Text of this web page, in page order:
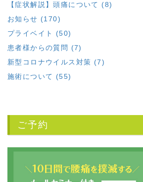
【症状解説】頭痛について (8)
お知らせ (170)
プライベイト (50)
患者様からの質問 (7)
新型コロナウイルス対策 (7)
施術について (55)
ご予約